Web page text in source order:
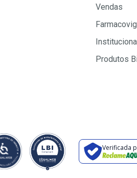
Vendas
Produtos
Verificada